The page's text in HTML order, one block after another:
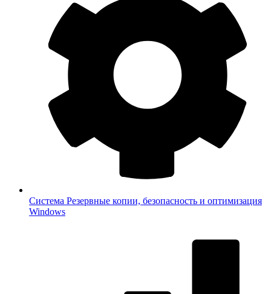
Система Резервные копии, безопасность и оптимизация
Windows